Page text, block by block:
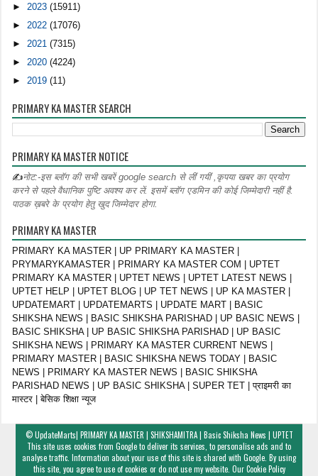
► 2023(15911)
► 2022(17076)
►2021(7315)
►2020(4224)
►2019(11)
PRIMARY KA MASTER SEARCH
PRIMARY KA MASTER NOTICE
✍नोट:-इस ब्लॉग की सभी खबरें google search से लीं गयीं ,कृपया खबर का प्रयोग
करने से पहले वैधानिक पुष्टि अवश्य कर लें. इसमें ब्लॉग एडमिन की कोई जिम्मेदारी नहीं है.
पाठक ख़बरे के प्रयोग हेतु खुद जिम्मेदार होगा.
PRIMARY KA MASTER
PRIMARY KA MASTER | UP PRIMARY KA MASTER |
PRYMARYKAMASTER | PRIMARY KA MASTER COM | UPTET
PRIMARY KA MASTER | UPTET NEWS | UPTET LATEST NEWS |
UPTET HELP | UPTET BLOG | UP TET NEWS | UP KA MASTER |
UPDATEMART | UPDATEMARTS | UPDATE MART | BASIC
SHIKSHA NEWS | BASIC SHIKSHA PARISHAD | UP BASIC NEWS |
BASIC SHIKSHA | UP BASIC SHIKSHA PARISHAD | UP BASIC
SHIKSHA NEWS | PRIMARY KA MASTER CURRENT NEWS |
PRIMARY MASTER | BASIC SHIKSHA NEWS TODAY | BASIC
NEWS | PRIMARY KA MASTER NEWS | BASIC SHIKSHA
PARISHAD NEWS | UP BASIC SHIKSHA | SUPER TET | प्राइमरी का
मास्टर | बेसिक शिक्षा न्यूज
©UpdateMarts| PRIMARY KA MASTER | SHIKSHAMITRA | Basic Shiksha News | UPTET
This site uses cookies from Google to deliver its services, to personalise ads and to
analyse traffic. Information about your use of this site is shared with Google. By using
this site, you agree to use of cookies or do not use my website. OurCookie Policy